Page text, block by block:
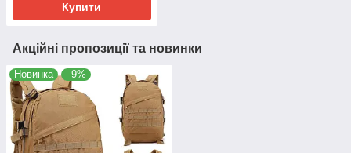
Купити
Акційні пропозиції та новинки
Новинка –9%